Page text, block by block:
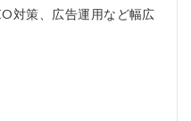
対策、広告運用など幅広